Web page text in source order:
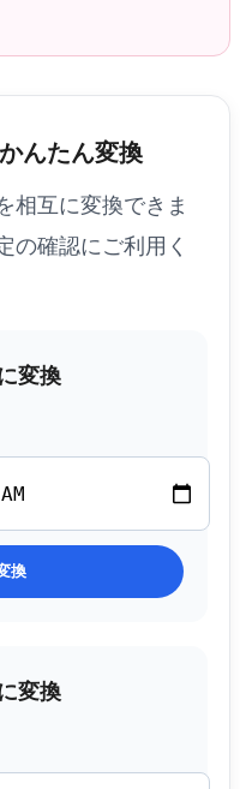
んたん変換
相互に変換できま
の確認にご利用く
変換
換
変換